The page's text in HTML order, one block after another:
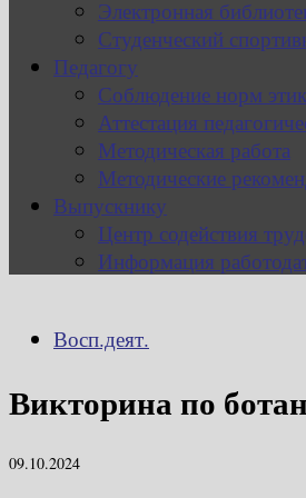
Электронная
Студенческий
Педагогу
Соблюдение норм
Аттестация
Методическая работа
Методические
Выпускнику
Центр содействия
Информация
Восп.деят.
Викторина по
09.10.2024